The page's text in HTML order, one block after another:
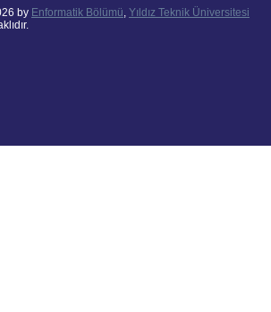
by Enformatik Bölümü, Yıldız Teknik Üniversitesi